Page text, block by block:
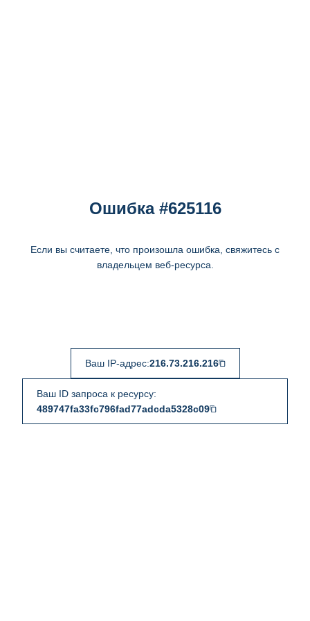
Ошибка #625116
Если вы считаете, что произошла ошибка, свяжитесь с
владельцем веб-ресурса.
Ваш IP-адрес:216.73.216.216
Ваш ID запроса к ресурсу:
489747fa33fc796fad77adcda5328c09